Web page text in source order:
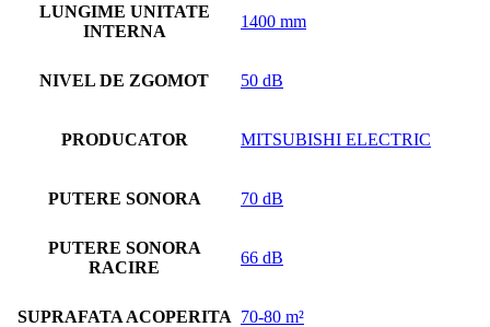
LUNGIME UNITATE
INTERNA
1400 mm
NIVEL DE ZGOMOT 50 dB
PRODUCATOR MITSUBISHI ELECTRIC
PUTERE SONORA 70 dB
PUTERE SONORA
RACIRE
66 dB
SUPRAFATA ACOPERITA 70-80 m²